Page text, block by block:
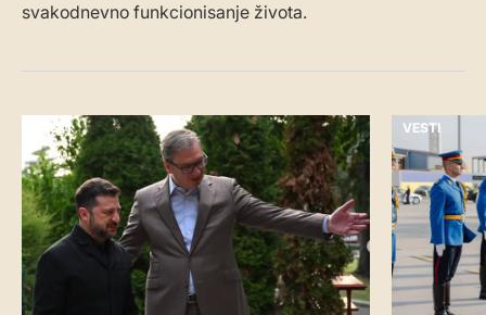
svakodnevno funkcionisanje života.
VESTI VESTI